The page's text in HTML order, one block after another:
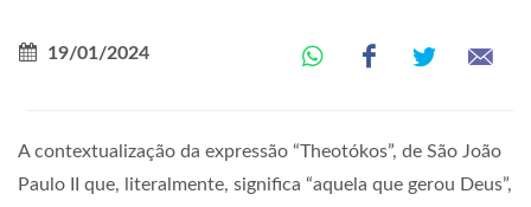
19/01/2024
A contextualização da expressão “Theotókos”, de São João
Paulo II que, literalmente, significa “aquela que gerou Deus”,